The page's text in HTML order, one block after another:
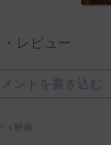
レビュー
メントを書き込む
ィ映画